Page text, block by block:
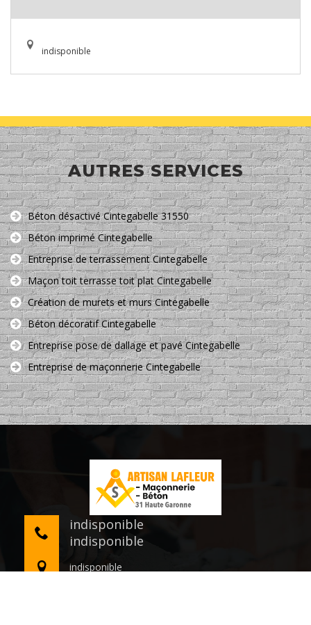
indisponible
AUTRES SERVICES
Béton désactivé Cintegabelle 31550
Béton imprimé Cintegabelle
Entreprise de terrassement Cintegabelle
Maçon toit terrasse toit plat Cintegabelle
Création de murets et murs Cintegabelle
Béton décoratif Cintegabelle
Entreprise pose de dallage et pavé Cintegabelle
Entreprise de maçonnerie Cintegabelle
indisponible
indisponible
indisponible